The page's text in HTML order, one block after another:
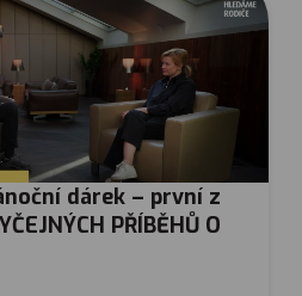
dárek – první z
PŘÍBĚHŮ O